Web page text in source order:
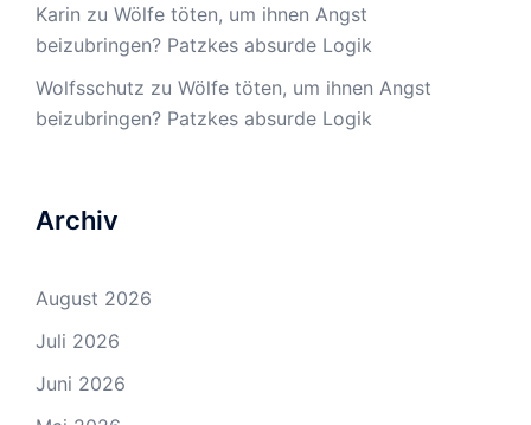
Karin zu Wölfe töten, um ihnen Angst
beizubringen? Patzkes absurde Logik
Wolfsschutz zu Wölfe töten, um ihnen Angst
beizubringen? Patzkes absurde Logik
Archiv
August 2026
Juli 2026
Juni 2026